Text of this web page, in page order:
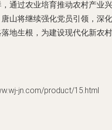
通过农业培育推动农村产业兴
山将继续强化党员引领，深化
地生根，为建设现代化新农村
jn.com/product/15.html